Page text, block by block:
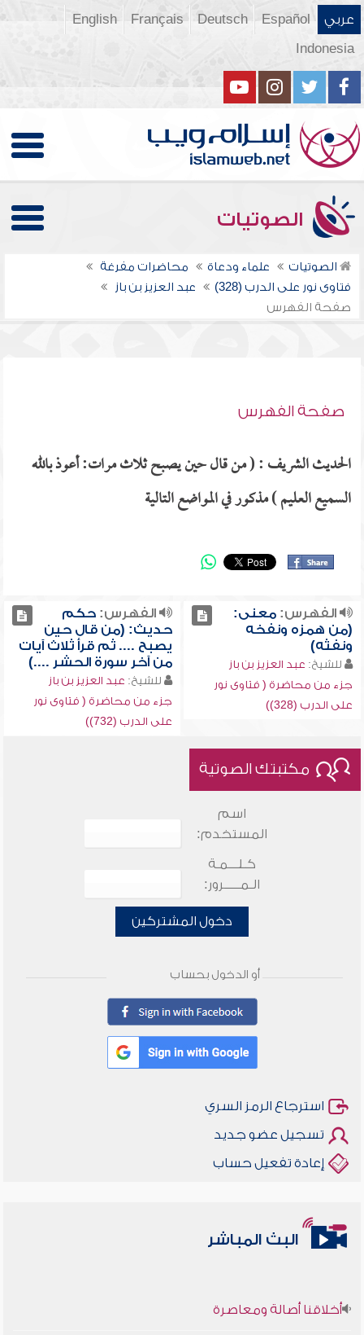
عربي Español
Deutsch
Français
English
Indonesia
الصوتيات
الصوتيات علماء ودعاة
محاضرات مفرغة
فتاوى نور على الدرب (328)
عبد العزيز بن باز
صفحة الفهرس
صفحة الفهرس
الحديث الشريف : ( من قال حين يصبح ثلاث مرات: أعوذ بالله
السميع العليم ) مذكور في المواضع التالية
الفهرس:معنى:
(من همزه ونفخه
ونفثه)
للشيخ: عبد العزيز بن باز
جزء من محاضرة ( فتاوى نور
على الدرب (328))
الفهرس:حكم
حديث: (من قال حين
يصبح .... ثم قرأ ثلاث آيات
من آخر سورة الحشر ....)
للشيخ: عبد العزيز بن باز
جزء من محاضرة ( فتاوى نور
على الدرب (732))
مكتبتك الصوتية
اسم
المستخدم:
كـلـــمـة
الـمـــــرور:
دخول المشتركين
أو الدخول بحساب
استرجاع الرمز السري
تسجيل عضو جديد
إعادة تفعيل حساب
البث المباشر
أخلاقنا أصالة ومعاصرة